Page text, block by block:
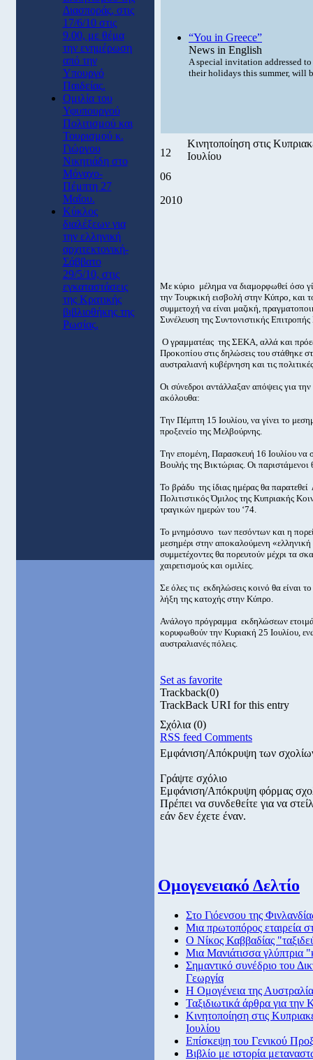
Διασποράς, στις
17/6/10 στις
9.00, με θέμα
την ενημέρωση
από την
Υπουργό
Παιδείας.
Ομιλία του
Υφυπουργού
Πολιτισμού και
Τουρισμού κ.
Γιώργου
Νικητιάδη στο
Μόναχο-
Πέμπτη 27
Μαΐου.
Κύκλος
διαλέξεων για
την ελληνική
αρχιτεκτονική-
Σάββατο
29/5/10, στις
εγκαταστάσεις
της Κρατικής
βιβλιοθήκης της
Ρωσίας.
“You in Greece”
News in English
A special invitation addressed
their holidays this summer, will
12
06
2010
Κινητοποίηση στις
Ιουλίου
Με κύριο μέλημα να διαμορφωθεί όσο
την Τουρκική εισβολή στην Κύπρο, και
συμμετοχή να είναι μαζική,
Συνέλευση της Συντονιστικής
Ο γραμματέας της ΣΕΚΑ, αλλά και
Προκοπίου στις δηλώσεις του στάθηκε
αυστραλιανή κυβέρνηση και τις
Οι σύνεδροι αντάλλαξαν απόψεις για
ακόλουθα:
Την Πέμπτη 15 Ιουλίου, να γίνει το
προξενείο της Μελβούρνης.
Την επομένη, Παρασκευή 16 Ιουλίου να
Βουλής της Βικτώριας. Οι
Το βράδυ της ίδιας ημέρας θα
Πολιτιστικός Όμιλος της Κυπριακής
τραγικών ημερών του ‘74.
Το μνημόσυνο των πεσόντων και η
μεσημέρι στην αποκαλούμενη
συμμετέχοντες θα πορευτούν μέχρι τα
χαιρετισμούς και ομιλίες.
Σε όλες τις εκδηλώσεις κοινό θα είναι
λήξη της κατοχής στην Κύπρο.
Ανάλογο πρόγραμμα εκδηλώσεων
κορυφωθούν την Κυριακή 25 Ιουλίου,
αυστραλιανές πόλεις.
Set as favorite
Trackback(0)
TrackBack URI for this entry
Σχόλια (0)
RSS feed Comments
Εμφάνιση/Απόκρυψη των
Γράψτε σχόλιο
Εμφάνιση/Απόκρυψη φόρμας
Πρέπει να συνδεθείτε για να
εάν δεν έχετε έναν.
Ομογενειακό Δελτίο
Στο Γιόενσου της
Μια πρωτοπόρος εταιρεία
Ο Νίκος Καββαδίας
Μια Μανιάτισσα γλύπτρια
Σημαντικό συνέδριο του
Γεωργία
Η Ομογένεια της
Ταξιδιωτικά άρθρα για
Κινητοποίηση στις
Ιουλίου
Επίσκεψη του Γενικού
Βιβλίο με ιστορία